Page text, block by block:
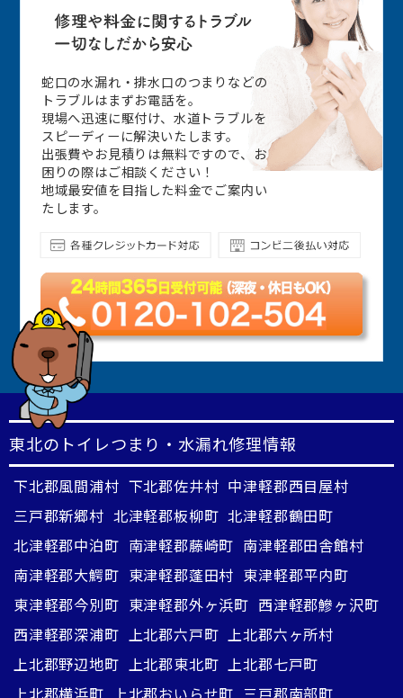
蛇口の水漏れ・排水口のつまりなどの
トラブルはまずお電話を。
現場へ迅速に駆付け、水道トラブルを
スピーディーに解決いたします。
出張費やお見積りは無料ですので、お
困りの際はご相談ください！
地域最安値を目指した料金でご案内い
たします。
東北のトイレつまり・水漏れ修理情報
下北郡風間浦村 下北郡佐井村 中津軽郡西目屋村
三戸郡新郷村 北津軽郡板柳町 北津軽郡鶴田町
北津軽郡中泊町 南津軽郡藤崎町 南津軽郡田舎館村
南津軽郡大鰐町 東津軽郡蓬田村 東津軽郡平内町
東津軽郡今別町 東津軽郡外ヶ浜町 西津軽郡鰺ヶ沢町
西津軽郡深浦町 上北郡六戸町 上北郡六ヶ所村
上北郡野辺地町 上北郡東北町 上北郡七戸町